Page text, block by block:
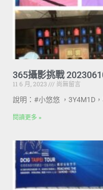
365攝影挑戰
11 6 月, 2023
尚無留言
說明：#小悠悠 ，3Y4M1D
閱讀更多 »